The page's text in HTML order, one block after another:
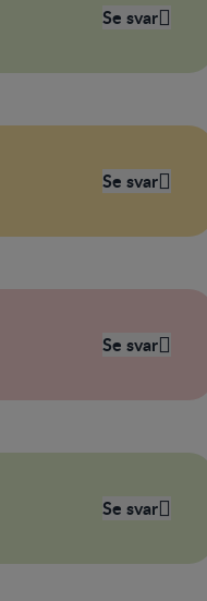
Se svar
Se svar
Se svar
Se svar